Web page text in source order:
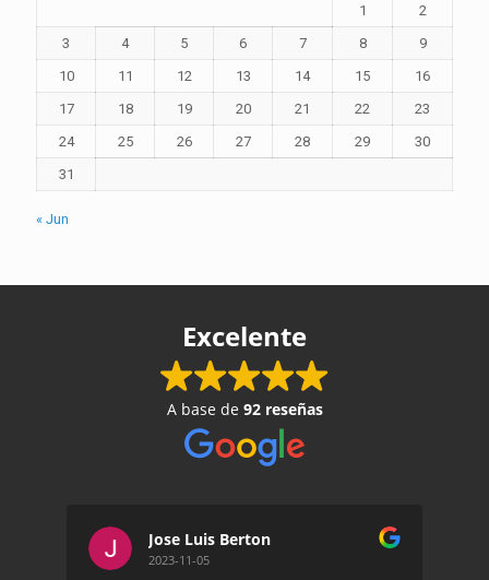
1
2
3
4 5 6 7 8
9
10
11 12 13 14 15
16
17
18 19 20 21 22
23
24
25 26 27 28 29
30
31
« Jun
Excelente
A base de 92 reseñas
Jose Luis Berton
2023-11-05